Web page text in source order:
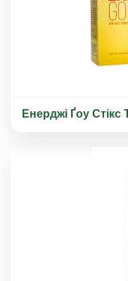
Енерджі Ґоу Стікс